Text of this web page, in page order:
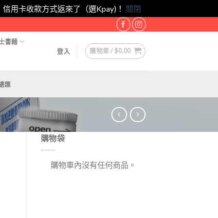
用卡收款方式返來了（選Kpay)！ 關閉
書藉
登入 購物車 /$0.00
匯
購物袋
購物車內沒有任何商品。